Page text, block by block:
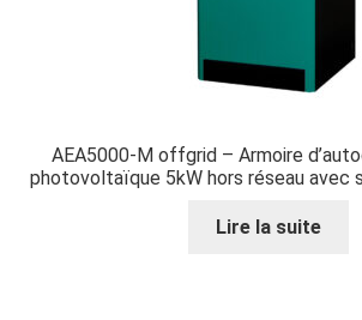
AEA5000-M offgrid – Armoire
photovoltaïque 5kW hors réseau avec
Lire la suite